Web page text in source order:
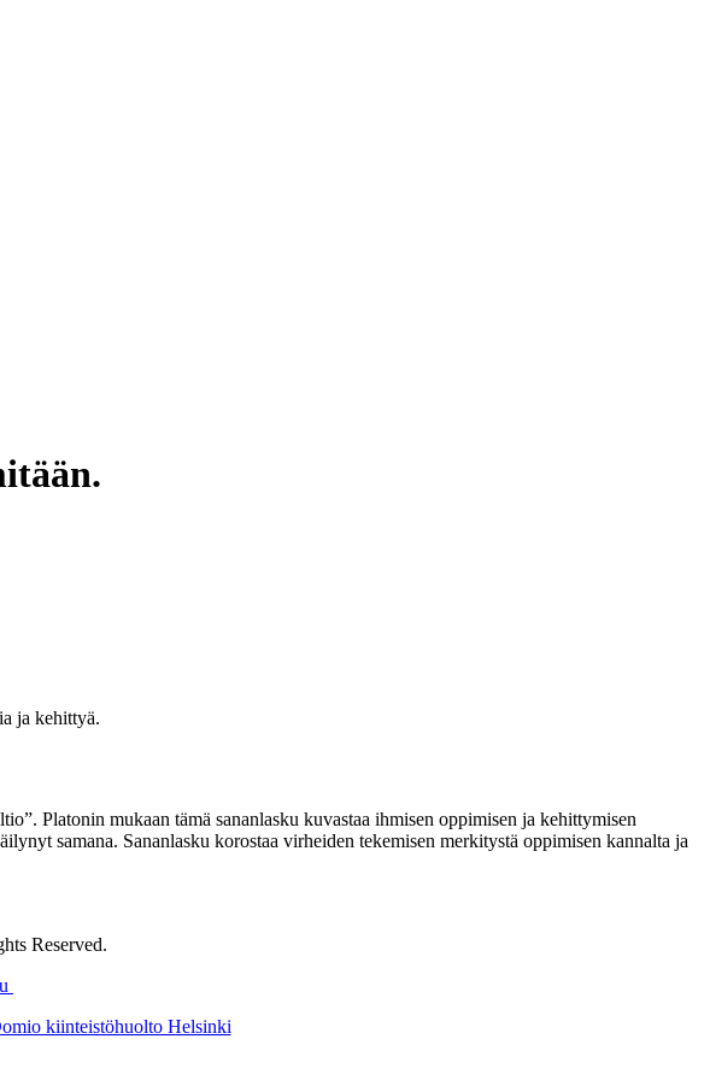
ja kehittyä.
Platonin mukaan tämä sananlasku kuvastaa ihmisen oppimisen ja kehittymisen
samana. Sananlasku korostaa virheiden tekemisen merkitystä oppimisen kannalta ja
Reserved.
kiinteistöhuolto Helsinki